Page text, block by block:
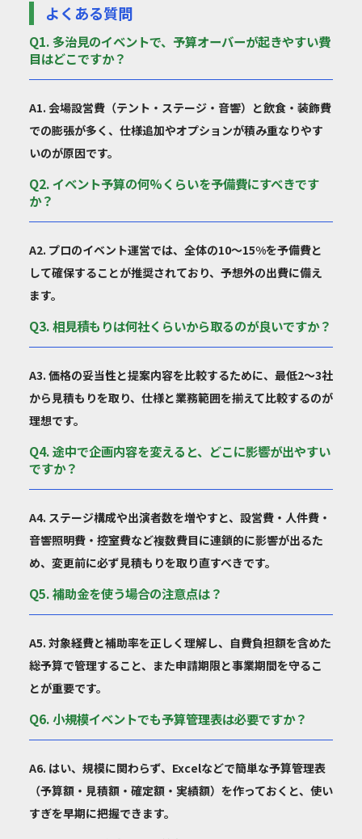
よくある質問
Q1. 多治見のイベントで、予算オーバーが起きやすい費
目はどこですか？
A1. 会場設営費（テント・ステージ・音響）と飲食・装飾費
での膨張が多く、仕様追加やオプションが積み重なりやす
いのが原因です。
Q2. イベント予算の何%くらいを予備費にすべきです
か？
A2. プロのイベント運営では、全体の10〜15%を予備費と
して確保することが推奨されており、予想外の出費に備え
ます。
Q3. 相見積もりは何社くらいから取るのが良いですか？
A3. 価格の妥当性と提案内容を比較するために、最低2〜3社
から見積もりを取り、仕様と業務範囲を揃えて比較するのが
理想です。
Q4. 途中で企画内容を変えると、どこに影響が出やすい
ですか？
A4. ステージ構成や出演者数を増やすと、設営費・人件費・
音響照明費・控室費など複数費目に連鎖的に影響が出るた
め、変更前に必ず見積もりを取り直すべきです。
Q5. 補助金を使う場合の注意点は？
A5. 対象経費と補助率を正しく理解し、自費負担額を含めた
総予算で管理すること、また申請期限と事業期間を守るこ
とが重要です。
Q6. 小規模イベントでも予算管理表は必要ですか？
A6. はい、規模に関わらず、Excelなどで簡単な予算管理表
（予算額・見積額・確定額・実績額）を作っておくと、使い
すぎを早期に把握できます。